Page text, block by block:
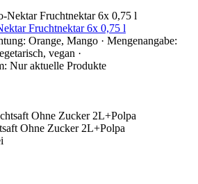
Fruchtnektar 6x 0,75 l
Orange, Mango · Mengenangabe:
vegan ·
Nur aktuelle Produkte
Ohne Zucker 2L+Polpa